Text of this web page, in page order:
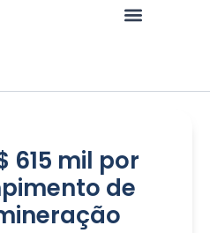
615 mil por
de